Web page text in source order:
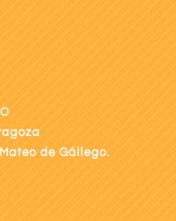
de Gállego.